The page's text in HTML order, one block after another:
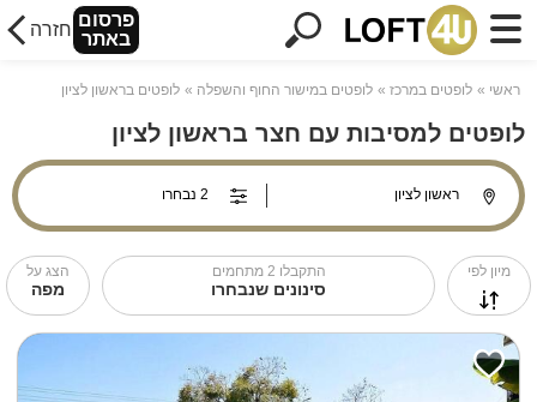
פרסום
באתר חזרה
ראשי לופטים במרכז לופטים במישור החוף והשפלה לופטים בראשון לציון
לופטים למסיבות עם חצר בראשון לציון
מיון לפי התקבלו 2 מתחמים
סינונים שנבחרו
הצג על
מפה